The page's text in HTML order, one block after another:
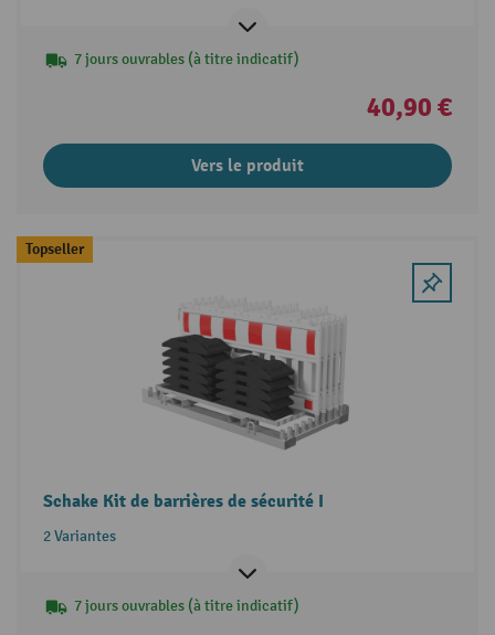
7 jours ouvrables (à titre indicatif)
40,90 €
Vers le produit
Topseller
Schake Kit de barrières de sécurité I
2 Variantes
7 jours ouvrables (à titre indicatif)